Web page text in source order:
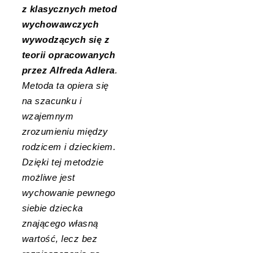
z klasycznych metod
wychowawczych
wywodzących się z
teorii opracowanych
przez Alfreda Adlera.
Metoda ta opiera się
na szacunku i
wzajemnym
zrozumieniu między
rodzicem i dzieckiem.
Dzięki tej metodzie
możliwe jest
wychowanie pewnego
siebie dziecka
znającego własną
wartość, lecz bez